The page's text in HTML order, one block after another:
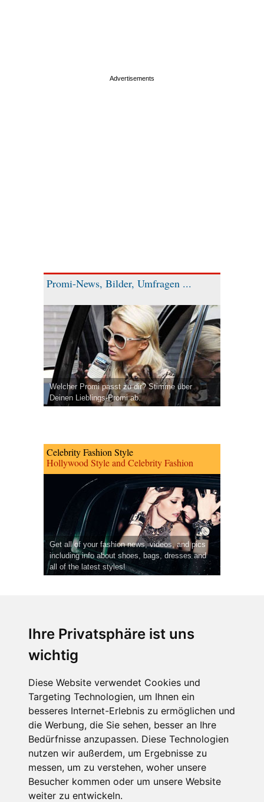
Ihre Privatsphäre ist uns
wichtig
Diese Website verwendet Cookies und
Targeting Technologien, um Ihnen ein
besseres Internet-Erlebnis zu ermöglichen und
die Werbung, die Sie sehen, besser an Ihre
Bedürfnisse anzupassen. Diese Technologien
nutzen wir außerdem, um Ergebnisse zu
messen, um zu verstehen, woher unsere
Besucher kommen oder um unsere Website
weiter zu entwickeln.
Promi-News, Bilder, Umfragen ...
Welcher Promi passt zu dir? Stimme über
Deinen Lieblings-Promi ab.
Celebrity Fashion Style
Hollywood Style and Celebrity Fashion
Get all of your fashion news, videos, and pics
including info about shoes, bags, dresses and
all of the latest styles!
CPost.org© 2013-2023 The Celebrity Post.
Terms of Use Privacy | Cookies Policy( Einstellungen ändern
About Us
Advertising
Contact Us